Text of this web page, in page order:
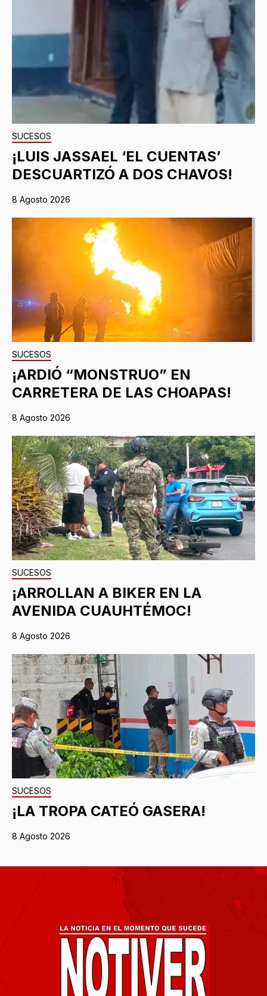
SUCESOS
¡LUIS JASSAEL ‘EL CUENTAS’
DESCUARTIZÓ A DOS CHAVOS!
8 Agosto 2026
SUCESOS
¡ARDIÓ “MONSTRUO” EN
CARRETERA DE LAS CHOAPAS!
8 Agosto 2026
SUCESOS
¡ARROLLAN A BIKER EN LA
AVENIDA CUAUHTÉMOC!
8 Agosto 2026
SUCESOS
¡LA TROPA CATEÓ GASERA!
8 Agosto 2026